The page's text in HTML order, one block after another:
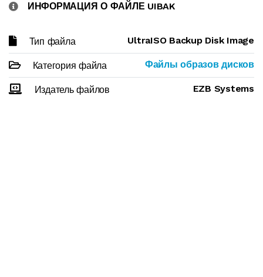
ИНФОРМАЦИЯ О ФАЙЛЕ UIBAK
Тип файла UltraISO Backup Disk Image
Категория файла Файлы образов дисков
Издатель файлов EZB Systems